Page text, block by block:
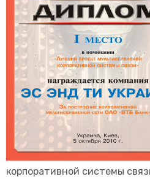
корпоративной системы